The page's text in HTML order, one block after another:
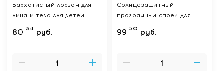
Бархатистый лосьон для
лица и тела для детей
SPF50+, 200 мл
80 34 руб.
Солнцезащитный
прозрачный спрей для
детей SPF 50+ 200 мл
99 50 руб.